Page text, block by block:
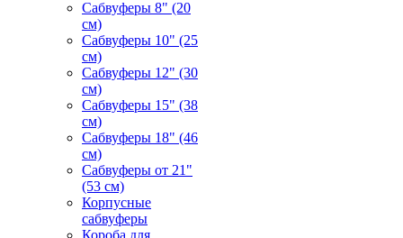
Сабвуферы 8" (20
см)
Сабвуферы 10" (25
см)
Сабвуферы 12" (30
см)
Сабвуферы 15" (38
см)
Сабвуферы 18" (46
см)
Сабвуферы от 21"
(53 см)
Корпусные
сабвуферы
Короба для